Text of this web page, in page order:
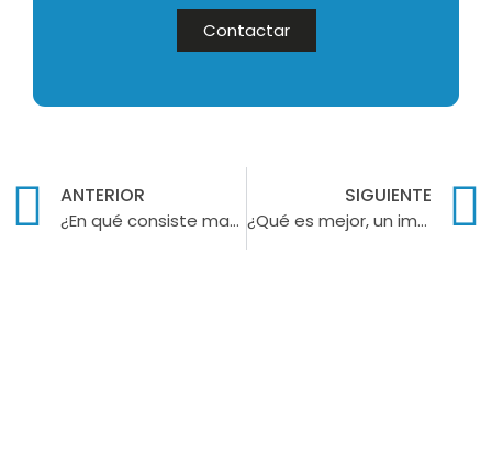
Contactar
ANTERIOR
¿En qué consiste matar el nervio de una muela?
SIGUIENTE
¿Qué es mejor, un implante o un puente dental?